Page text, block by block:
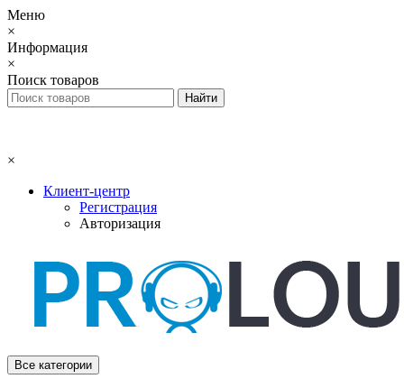
Меню
×
Информация
×
Поиск товаров
×
Клиент-центр
Регистрация
Авторизация
Все категории